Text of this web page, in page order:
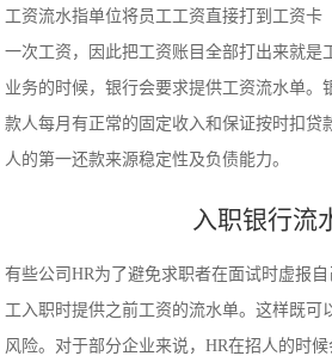
工资流水指单位将员工工资直接打到工资卡
一次工资，因此把工资账目全部打出来就是
业务的时候，银行会要求提供工资流水单。
款人每月有正常的固定收入和保证按时扣贷
人的第一还款来源稳定性及负债能力。
入职银行流
有些公司HR为了避免求职者在面试时虚报
工入职时提供之前工资的流水单。这样既可
风险。对于部分企业来说，HR在招人的时